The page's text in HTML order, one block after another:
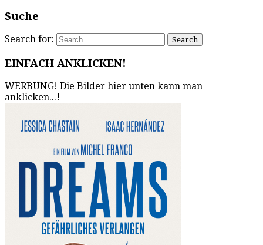
Suche
Search for:
EINFACH ANKLICKEN!
WERBUNG! Die Bilder hier unten kann man
anklicken...!